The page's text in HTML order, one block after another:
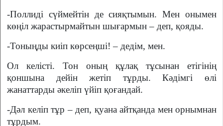
-Поллиді сүймейтін де сияқтымын. Мен онымен
көңіл жарастырмайтын шығармын – деп, қояды.
-Тоныңды киіп көрсеңші! – дедім, мен.
Ол келісті. Тон оның құлақ тұсынан етігінің
қоншына дейін жетіп тұрды. Кәдімгі өлі
жанаттарды әкеліп үйіп қоғандай.
-Дәл келіп тұр – деп, қуана айтқанда мен орнымнан
тұрдым.